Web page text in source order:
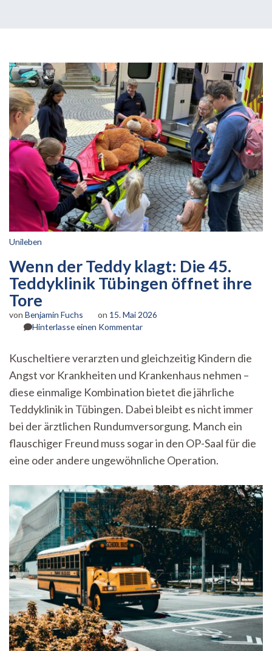
Unileben
Wenn der Teddy klagt: Die 45.
Teddyklinik Tübingen öffnet ihre
Tore
von Benjamin Fuchs on 15. Mai 2026
Hinterlasse einen Kommentarzu
Teddy
klagt:
Die
45.
Teddyklinik
Tübingen
öffnet
ihre
Tore
Kuscheltiere verarzten und gleichzeitig Kindern die
Angst vor Krankheiten und Krankenhaus nehmen –
diese einmalige Kombination bietet die jährliche
Teddyklinik in Tübingen. Dabei bleibt es nicht immer
bei der ärztlichen Rundumversorgung. Manch ein
flauschiger Freund muss sogar in den OP-Saal für die
eine oder andere ungewöhnliche Operation.